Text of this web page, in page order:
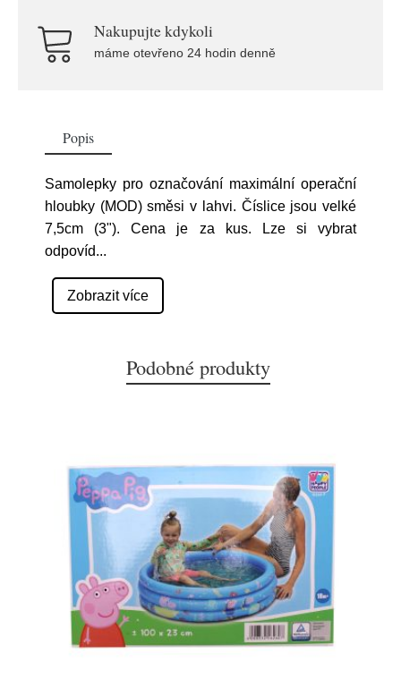
Nakupujte kdykoli
máme otevřeno 24 hodin denně
Popis
Samolepky pro označování maximální operační
hloubky (MOD) směsi v lahvi. Číslice jsou velké
7,5cm (3"). Cena je za kus. Lze si vybrat
odpovíd...
Zobrazit více
Podobné produkty